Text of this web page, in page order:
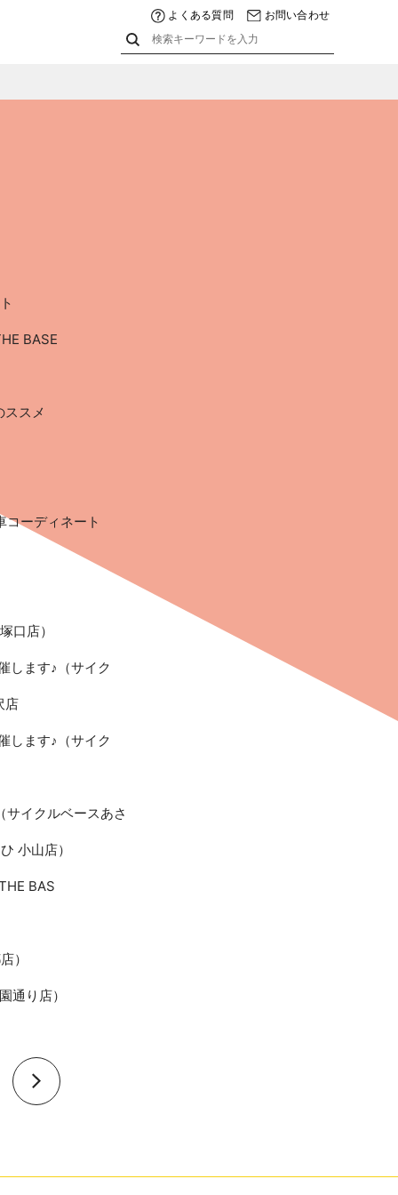
よくある質問 お問い合わせ
BASE
スメ
コーディネート
口店）
します♪（サイク
店
します♪（サイク
イクルベースあさ
小山店）
BAS
）
通り店）